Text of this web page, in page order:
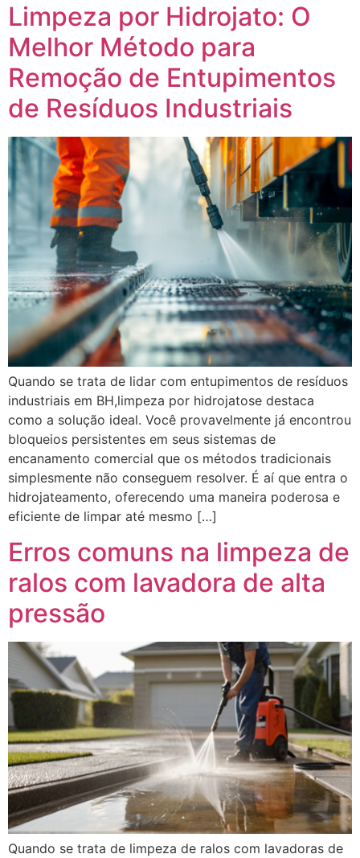
Limpeza por Hidrojato: O
Melhor Método para
Remoção de Entupimentos
de Resíduos Industriais
Quando se trata de lidar com entupimentos de resíduos
industriais em BH,limpeza por hidrojatose destaca
como a solução ideal. Você provavelmente já encontrou
bloqueios persistentes em seus sistemas de
encanamento comercial que os métodos tradicionais
simplesmente não conseguem resolver. É aí que entra o
hidrojateamento, oferecendo uma maneira poderosa e
eficiente de limpar até mesmo […]
Erros comuns na limpeza de
ralos com lavadora de alta
pressão
Quando se trata de limpeza de ralos com lavadoras de